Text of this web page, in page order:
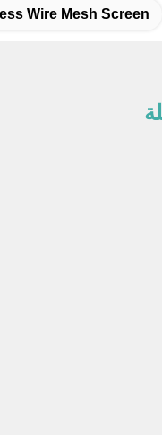
Wire Mesh Screen